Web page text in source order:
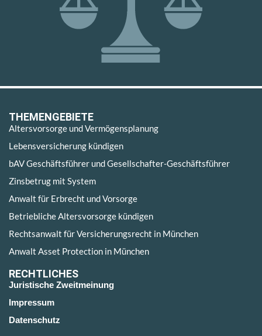
THEMENGEBIETE
Altersvorsorge und Vermögensplanung
Lebensversicherung kündigen
bAV Geschäftsführer und Gesellschafter-Geschäftsführer
Zinsbetrug mit System
Anwalt für Erbrecht und Vorsorge
Betriebliche Altersvorsorge kündigen
Rechtsanwalt für Versicherungsrecht in München
Anwalt Asset Protection in München
RECHTLICHES
Juristische Zweitmeinung
Impressum
Datenschutz